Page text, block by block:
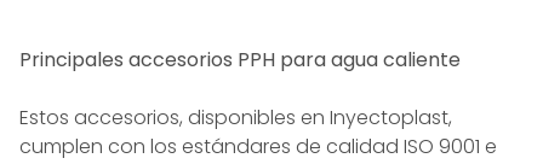
Principales accesorios PPH para agua caliente
Estos accesorios, disponibles en Inyectoplast,
cumplen con los estándares de calidad ISO 9001 e